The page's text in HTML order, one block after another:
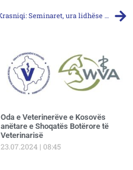
Krasniqi: Seminaret, ura lidhëse mes kolegëve
Oda e Veterinerëve e Kosovës
anëtare e Shoqatës Botërore të
Veterinarisë
23.07.2024 08:45